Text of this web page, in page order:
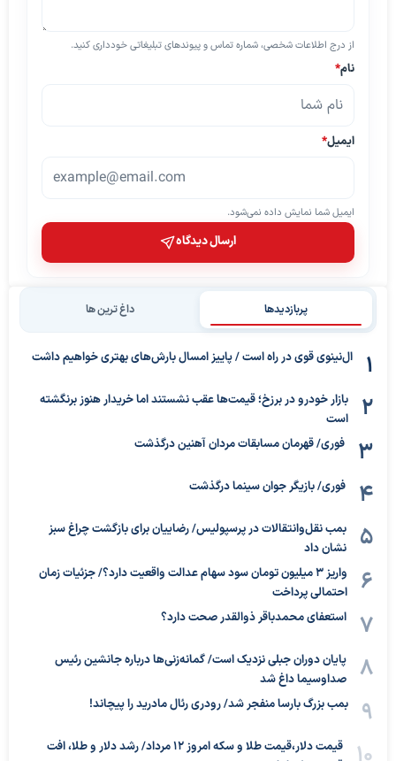
از درج اطلاعات شخصی، شماره تماس و پیوندهای تبلیغاتی خودداری کنید.
نام*
ایمیل*
ایمیل شما نمایش داده نمی‌شود.
ارسال دیدگاه
پربازدیدها داغ ترین ها
ال‌نینوی قوی در راه است / پاییز امسال بارش‌های بهتری خواهیم داشت
بازار خودرو در برزخ؛ قیمت‌ها عقب نشستند اما خریدار هنوز برنگشته
است
فوری/ قهرمان مسابقات مردان آهنین درگذشت
فوری/ بازیگر جوان سینما درگذشت
بمب نقل‌وانتقالات در پرسپولیس/ رضاییان برای بازگشت چراغ سبز
نشان داد
واریز ۳ میلیون تومان سود سهام عدالت واقعیت دارد؟/ جزئیات زمان
احتمالی پرداخت
استعفای محمدباقر ذوالقدر صحت دارد؟
پایان دوران جبلی نزدیک است/ گمانه‌زنی‌ها درباره جانشین رئیس
صداوسیما داغ شد
بمب بزرگ بارسا منفجر شد/ رودری رئال مادرید را پیچاند!
قیمت دلار،قیمت طلا و سکه امروز ۱۲ مرداد/ رشد دلار و طلا، افت